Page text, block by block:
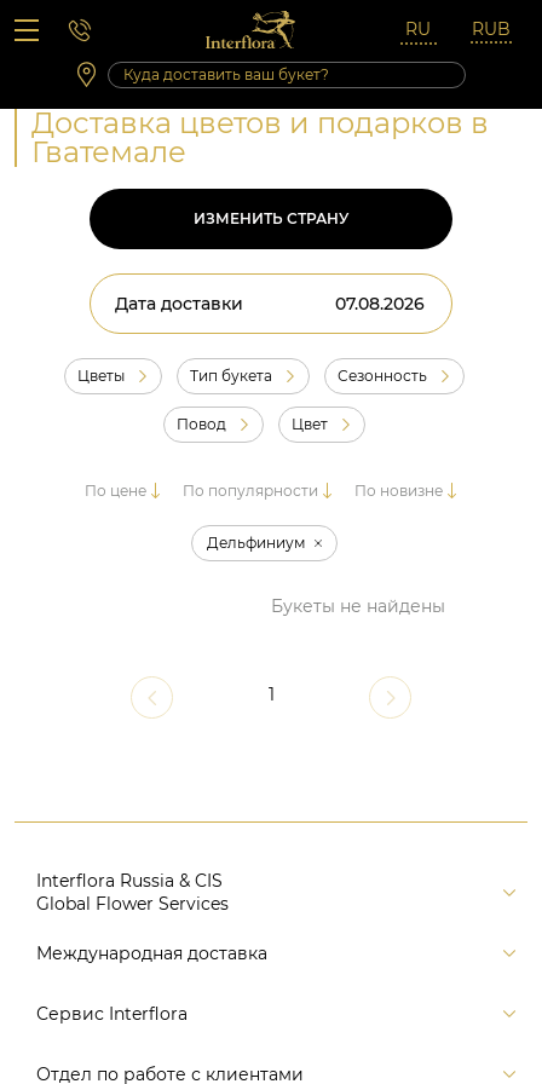
Вопросы-ответы
Сб 10:00 ‐ 14:00
Выходные и праздничные дни
Доставка цветов и подарков в
Гватемале
ИЗМЕНИТЬ СТРАНУ
Дата доставки
Цветы Тип букета Сезонность
Повод Цвет
По цене По популярности По новизне
Дельфиниум
Букеты не найдены
1
Interflora Russia & CIS
Global Flower Services
Версия для печати
Поиск
Международная доставка
Россия
Сервис Interflora
Заказ и оплата
Отдел по работе с клиентами